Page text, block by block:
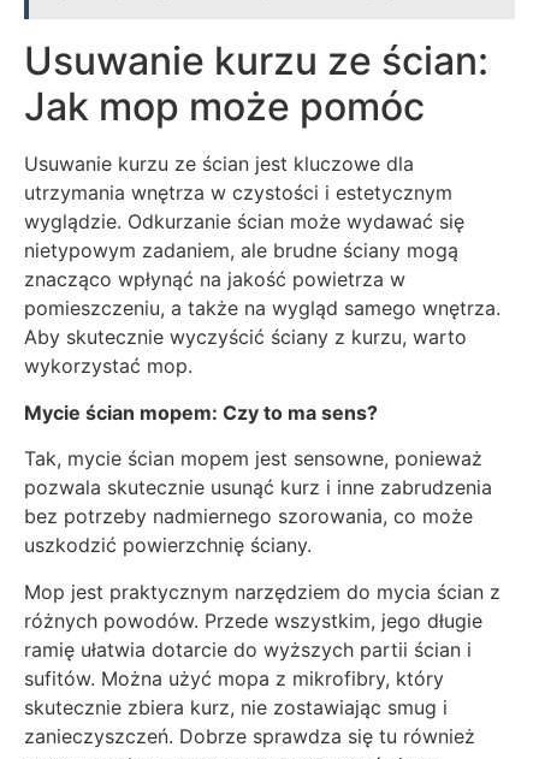
Usuwanie kurzu ze ścian:
Jak mop może pomóc
Usuwanie kurzu ze ścian jest kluczowe dla
utrzymania wnętrza w czystości i estetycznym
wyglądzie. Odkurzanie ścian może wydawać się
nietypowym zadaniem, ale brudne ściany mogą
znacząco wpłynąć na jakość powietrza w
pomieszczeniu, a także na wygląd samego wnętrza.
Aby skutecznie wyczyścić ściany z kurzu, warto
wykorzystać mop.
Mycie ścian mopem: Czy to ma sens?
Tak, mycie ścian mopem jest sensowne, ponieważ
pozwala skutecznie usunąć kurz i inne zabrudzenia
bez potrzeby nadmiernego szorowania, co może
uszkodzić powierzchnię ściany.
Mop jest praktycznym narzędziem do mycia ścian z
różnych powodów. Przede wszystkim, jego długie
ramię ułatwia dotarcie do wyższych partii ścian i
sufitów. Można użyć mopa z mikrofibry, który
skutecznie zbiera kurz, nie zostawiając smug i
zanieczyszczeń. Dobrze sprawdza się tu również